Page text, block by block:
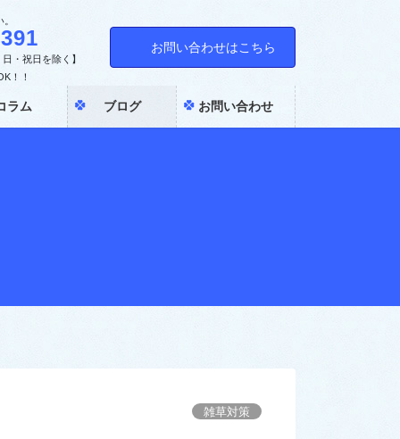
・祝日を除く】
！！
お問い合わせはこちら
ラム ブログ お問い合わせ
雑草対策